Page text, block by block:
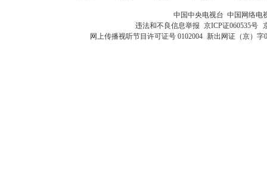
中国中央电视台 中国网络电
违法和不良信息举报 京ICP证060535号
网上传播视听节目许可证号 0102004 新出网证（京）